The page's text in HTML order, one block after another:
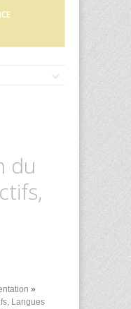
du
»
Langues